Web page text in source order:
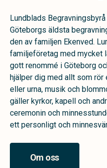
Lundblads
Göteborgs äldsta
den av familjen Ekenved.
familjeföretag med mycket
gott renommé i Göteborg
hjälper dig med allt som rör
eller urna, musik och
gäller kyrkor, kapell och
ceremonin och
ett personligt och
Om oss